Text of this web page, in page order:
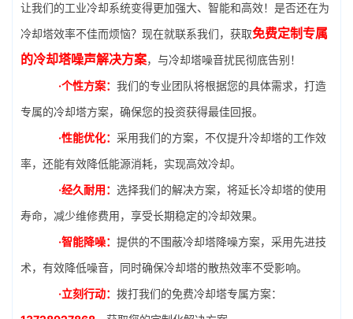
让我们的工业冷却系统变得更加强大、智能和高效！是否还在为
冷却塔效率不佳而烦恼？现在就联系我们，获取免费定制专属
的冷却塔噪声解决方案，与冷却塔噪音扰民彻底告别！
·个性方案： 我们的专业团队将根据您的具体需求，打造
专属的冷却塔方案，确保您的投资获得最佳回报。
·性能优化： 采用我们的方案，不仅提升冷却塔的工作效
率，还能有效降低能源消耗，实现高效冷却。
·经久耐用： 选择我们的解决方案，将延长冷却塔的使用
寿命，减少维修费用，享受长期稳定的冷却效果。
·智能降噪： 提供的不围蔽冷却塔降噪方案，采用先进技
术，有效降低噪音，同时确保冷却塔的散热效率不受影响。
·立刻行动： 拨打我们的免费冷却塔专属方案：